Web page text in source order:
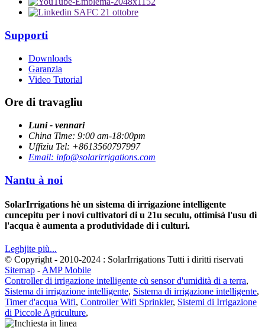
Supporti
Downloads
Garanzia
Video Tutorial
Ore di travagliu
Luni - vennari
China Time: 9:00 am-18:00pm
Uffiziu Tel: +8613560797997
Email: info@solarirrigations.com
Nantu à noi
SolarIrrigations hè un sistema di irrigazione intelligente
cuncepitu per i novi cultivatori di u 21u seculu, ottimisà l'usu di
l'acqua è aumenta a produtividade di i culturi.
Leghjite più...
© Copyright - 2010-2024 : SolarIrrigations Tutti i diritti riservati
Sitemap - AMP Mobile
Controller di irrigazione intelligente cù sensor d'umidità di a terra,
Sistema di irrigazione intelligente, Sistema di irrigazione intelligente,
Timer d'acqua Wifi, Controller Wifi Sprinkler, Sistemi di Irrigazione
di Piccole Agriculture,